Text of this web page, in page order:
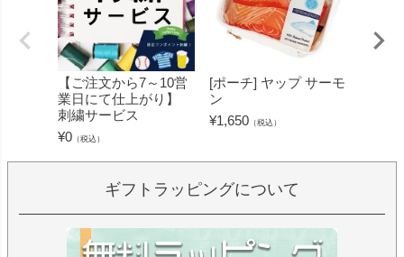
【ご注文から7～10営
業日にて仕上がり】
刺繍サービス
¥0 （税込）
[ポーチ] ヤップ サーモ
ン
¥1,650 （税込）
ギフトラッピングについて